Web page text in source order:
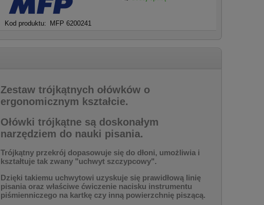
Kod produktu: MFP 6200241
Zestaw trójkątnych ołówków o
ergonomicznym kształcie.
Ołówki trójkątne są doskonałym
narzędziem do nauki pisania.
Trójkątny przekrój dopasowuje się do dłoni, umożliwia i
kształtuje tak zwany "uchwyt szczypcowy".
Dzięki takiemu uchwytowi uzyskuje się prawidłową linię
pisania oraz właściwe ćwiczenie nacisku instrumentu
piśmienniczego na kartkę czy inną powierzchnię piszącą.